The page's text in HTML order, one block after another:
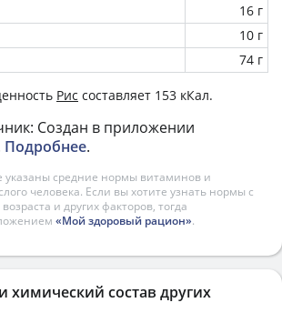
16 г
10 г
74 г
Рис составляет 153 кКал.
Создан в приложении
Подробнее.
средние нормы витаминов и
человека. Если вы хотите узнать нормы с
и других факторов, тогда
«Мой здоровый рацион».
химический состав других